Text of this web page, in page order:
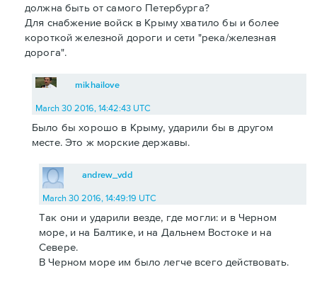
должна быть от самого Петербурга?
Для снабжение войск в Крыму хватило бы и более
короткой железной дороги и сети "река/железная
дорога".
mikhailove
March 30 2016, 14:42:43 UTC
Было бы хорошо в Крыму, ударили бы в другом
месте. Это ж морские державы.
andrew_vdd
March 30 2016, 14:49:19 UTC
Так они и ударили везде, где могли: и в Черном
море, и на Балтике, и на Дальнем Востоке и на
Севере.
В Черном море им было легче всего действовать.